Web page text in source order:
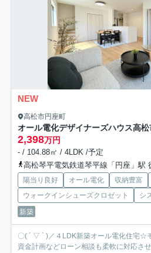
NEW
高松市円座町
2,398万円
- / 104.88㎡ / 4LDK /予定
高松琴平電気鉄道琴平線「円座」駅
陽当り良好 オール電化 収納豊富
ウォークインシューズクロゼット
シ
新築
〇( ´ ▽ ` )／４LDK新築オール電化住宅☆
資金計画などローン相談も柔軟に対応さ